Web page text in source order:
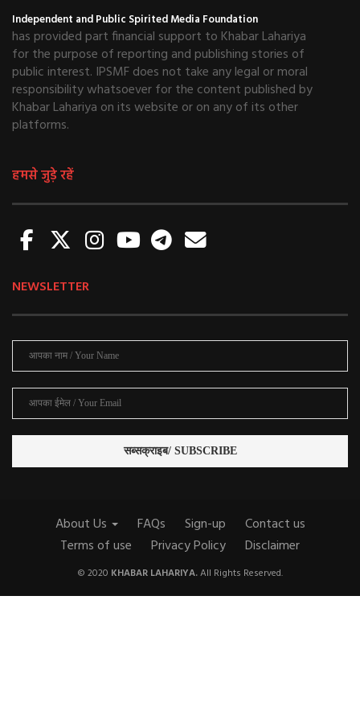
Independent and Public Spirited Media Foundation
has provided part financial support to Khabar Lahariya
for the purpose of reporting and publishing stories of
public interest. IPSMF does not take any legal or moral
responsibility whatsoever for the content published by
Khabar Lahariya on its website or on any of its other
platforms.
हमसे जुड़े रहें
NEWSLETTER
About Us FAQs Sign-up
Contact us
Terms of use
Privacy Policy Disclaimer
© 2020 KHABAR LAHARIYA.All Rights Reserved.